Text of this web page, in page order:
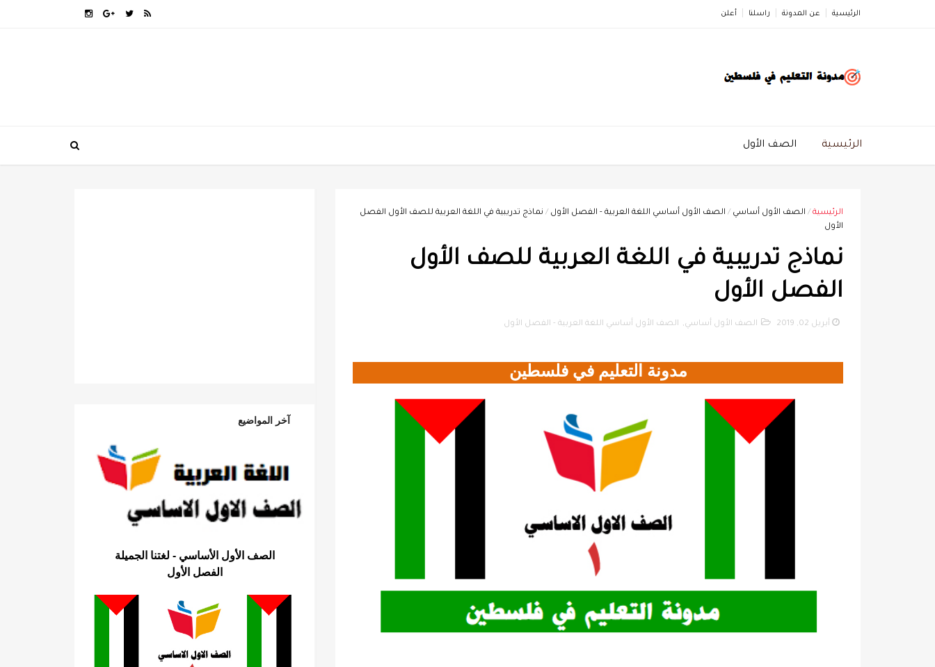
الرئيسية عن المدونة راسلنا أعلن
الرئيسية الصف الأول
الرئيسية / الصف الأول أساسي / الصف الأول أساسي اللغة العربية - الفصل الأول / نماذج تدريبية في اللغة العربية للصف الأول الفصل
الأول
نماذج تدريبية في اللغة العربية للصف الأول
الفصل الأول
أبريل 02, 2019 الصف الأول أساسي, الصف الأول أساسي اللغة العربية - الفصل الأول
مدونة التعليم في فلسطين
آخر المواضيع
الصف الأول الأساسي - لغتنا الجميلة
الفصل الأول